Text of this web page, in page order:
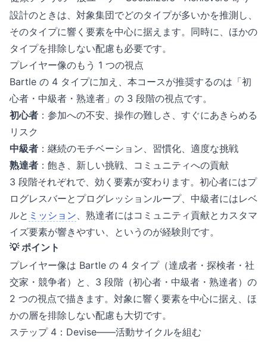
設計のときは、対象集団でどのタイプが多いかを推測し、
そのタイプに響く要素を中心に据えます。同時に、ほかの
タイプを排除しない配慮も必要です。
プレイヤー像のもう 1 つの視点
Bartle の 4 タイプに加え、本コースが推奨するのは「初
心者・中級者・熟達者」の 3 段階の視点です。
初心者 ：参加への不安、操作の難しさ、すぐにあきらめる
リスク
中級者 ：継続のモチベーション、習慣化、適度な挑戦
熟達者 ：飽き、新しい挑戦、コミュニティへの貢献
3 段階それぞれで、効く要素が変わります。初心者にはプ
ログレスバーとプログレッションループ、中級者にはレベ
ルと ミッション、熟達者にはコミュニティ貢献とカスタマ
イズ要素が響きやすい、というのが経験則です。
💡 ポイント
プレイヤー像は Bartle の 4 タイプ（達成者・探検者・社
交家・競争者）と、3 段階（初心者・中級者・熟達者）の
2 つの視点で描きます。対象に響く要素を中心に据え、ほ
かの層を排除しない配慮も大切です。
ステップ 4：Devise——活動サイクルを組む